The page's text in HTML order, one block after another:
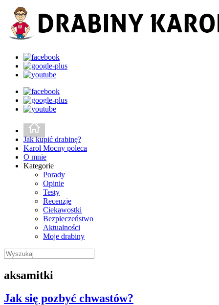
Jak kupić drabinę?
Karol Mocny poleca
O mnie
Kategorie
Porady
Opinie
Testy
Recenzje
Ciekawostki
Bezpieczeństwo
Aktualności
Moje drabiny
Wyszukaj:
aksamitki
Jak się pozbyć chwastów?